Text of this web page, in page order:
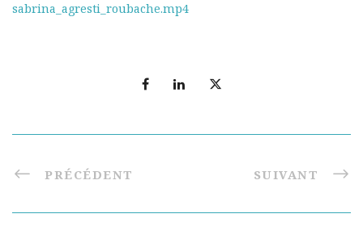
sabrina_agresti_roubache.mp4
PRÉCÉDENT SUIVANT